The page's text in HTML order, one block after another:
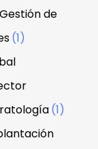
Gestión de
(1)
(1)